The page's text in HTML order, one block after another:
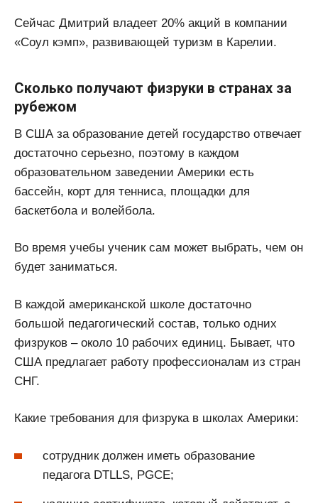
Сейчас Дмитрий владеет 20% акций в компании
«Соул кэмп», развивающей туризм в Карелии.
Сколько получают физруки в странах за
рубежом
В США за образование детей государство отвечает
достаточно серьезно, поэтому в каждом
образовательном заведении Америки есть
бассейн, корт для тенниса, площадки для
баскетбола и волейбола.
Во время учебы ученик сам может выбрать, чем он
будет заниматься.
В каждой американской школе достаточно
большой педагогический состав, только одних
физруков – около 10 рабочих единиц. Бывает, что
США предлагает работу профессионалам из стран
СНГ.
Какие требования для физрука в школах Америки:
сотрудник должен иметь образование
педагога DTLLS, PGCE;